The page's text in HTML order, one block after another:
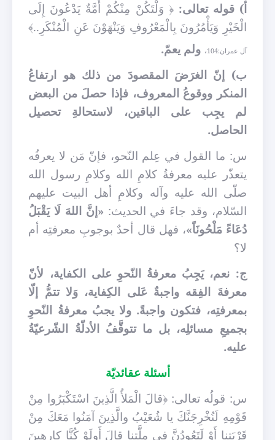
أ) قوله تعالى:﴿ وَلْتَكُنْ مِنْكُمْ أُمَّةٌ يَدْعُونَ إِلَى
الْخَيْرِ وَيَأْمُرُونَ بِالْمَعْرُوفِ وَيَنْهَوْنَ عَنِ الْمُنْكَرِ..﴾
آل عمران:104 ، ولم يعمّ.
ب) إنّ الغرَضَ المقصودَ من ذلك هو ارتفاعُ
المنكر ووقوعُ المعروف، فإذا حصلَ من البعض
لم يجِب على الباقين، لاستحالةِ تحصيل
الحاصل.
س: ما القول في عِلم النّحو، فإنّ مَن لا يعرفُه
يتعذّر عليه معرفةُ كلامِ الله وكلامِ رسول الله
صلّى الله عليه وآله وكلامِ أهل البيت عليهم
السّلام، وقد جاءَ في الحديث: «إنَّ اللهَ لَا يَقْبَلُ
دُعَاءً مَلْحُونَاً»، فهل قال أحدٌ بوجوبِ معرفتِه أم
لا؟
ج: نعم، يَجِبُ معرفةُ النّحوِ على الكفاية، لأنّ
معرفةَ الفِقه واجبةٌ عَلى الكِفاية، وَلا تتمُّ إلّا
بمعرفتِه، فتكون واجبةً. ولا يجبُ معرفةُ النّحوِ
بجميعِ مسائلِه، بل ما تتوقَّفُ الأدلّةُ الشّرعيّةُ
عليه.
أسئلة عقائديّة
س: قولُه تعالى: ﴿قالَ الْمَلأُ الَّذِينَ اسْتَكْبَرُوا مِنْ
قَوْمِهِ لَنُخْرِجَنَّكَ يا شُعَيْبُ والَّذِينَ آمَنُوا مَعَكَ مِنْ
قَرْيَتِنا أَوْ لَتَعُودُنَّ فِي مِلَّتِنا قالَ أَولَوْ كُنَّا كارِهِينَ